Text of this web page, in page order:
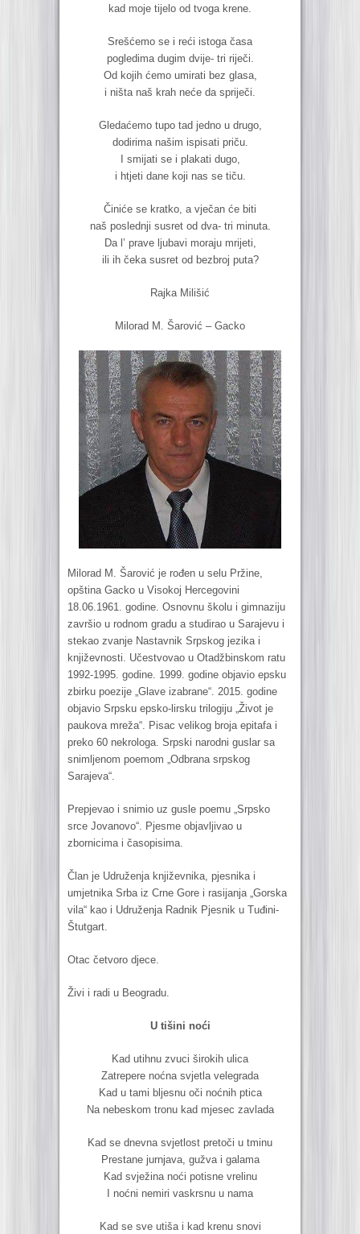
kad moje tijelo od tvoga krene.
Srešćemo se i reći istoga časa
pogledima dugim dvije- tri riječi.
Od kojih ćemo umirati bez glasa,
i ništa naš krah neće da spriječi.
Gledaćemo tupo tad jedno u drugo,
dodirima našim ispisati priču.
I smijati se i plakati dugo,
i htjeti dane koji nas se tiču.
Činiće se kratko, a vječan će biti
naš poslednji susret od dva- tri minuta.
Da l’ prave ljubavi moraju mrijeti,
ili ih čeka susret od bezbroj puta?
Rajka Milišić
Milorad M. Šarović – Gacko
Milorad M. Šarović je rođen u selu Pržine,
opština Gacko u Visokoj Hercegovini
18.06.1961. godine. Osnovnu školu i gimnaziju
završio u rodnom gradu a studirao u Sarajevu i
stekao zvanje Nastavnik Srpskog jezika i
književnosti. Učestvovao u Otadžbinskom ratu
1992-1995. godine. 1999. godine objavio epsku
zbirku poezije „Glave izabrane“. 2015. godine
objavio Srpsku epsko-lirsku trilogiju „Život je
paukova mreža“. Pisac velikog broja epitafa i
preko 60 nekrologa. Srpski narodni guslar sa
snimljenom poemom „Odbrana srpskog
Sarajeva“.
Prepjevao i snimio uz gusle poemu „Srpsko
srce Jovanovo“. Pjesme objavljivao u
zbornicima i časopisima.
Član je Udruženja književnika, pjesnika i
umjetnika Srba iz Crne Gore i rasijanja „Gorska
vila“ kao i Udruženja Radnik Pjesnik u Tuđini-
Štutgart.
Otac četvoro djece.
Živi i radi u Beogradu.
U tišini noći
Kad utihnu zvuci širokih ulica
Zatrepere noćna svjetla velegrada
Kad u tami bljesnu oči noćnih ptica
Na nebeskom tronu kad mjesec zavlada
Kad se dnevna svjetlost pretoči u tminu
Prestane jurnjava, gužva i galama
Kad svježina noći potisne vrelinu
I noćni nemiri vaskrsnu u nama
Kad se sve utiša i kad krenu snovi